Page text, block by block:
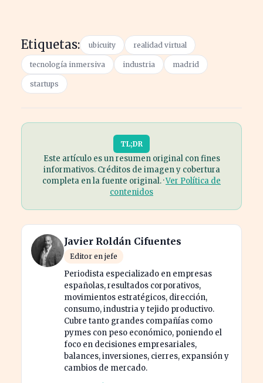
Etiquetas: ubicuity realidad virtual
tecnología inmersiva industria madrid
startups
TL;DR
Este artículo es un resumen original con fines
informativos. Créditos de imagen y cobertura
completa en la fuente original. ·Ver Política de
contenidos
Javier Roldán Cifuentes
Editor en jefe
Periodista especializado en empresas
españolas, resultados corporativos,
movimientos estratégicos, dirección,
consumo, industria y tejido productivo.
Cubre tanto grandes compañías como
pymes con peso económico, poniendo el
foco en decisiones empresariales,
balances, inversiones, cierres, expansión y
cambios de mercado.